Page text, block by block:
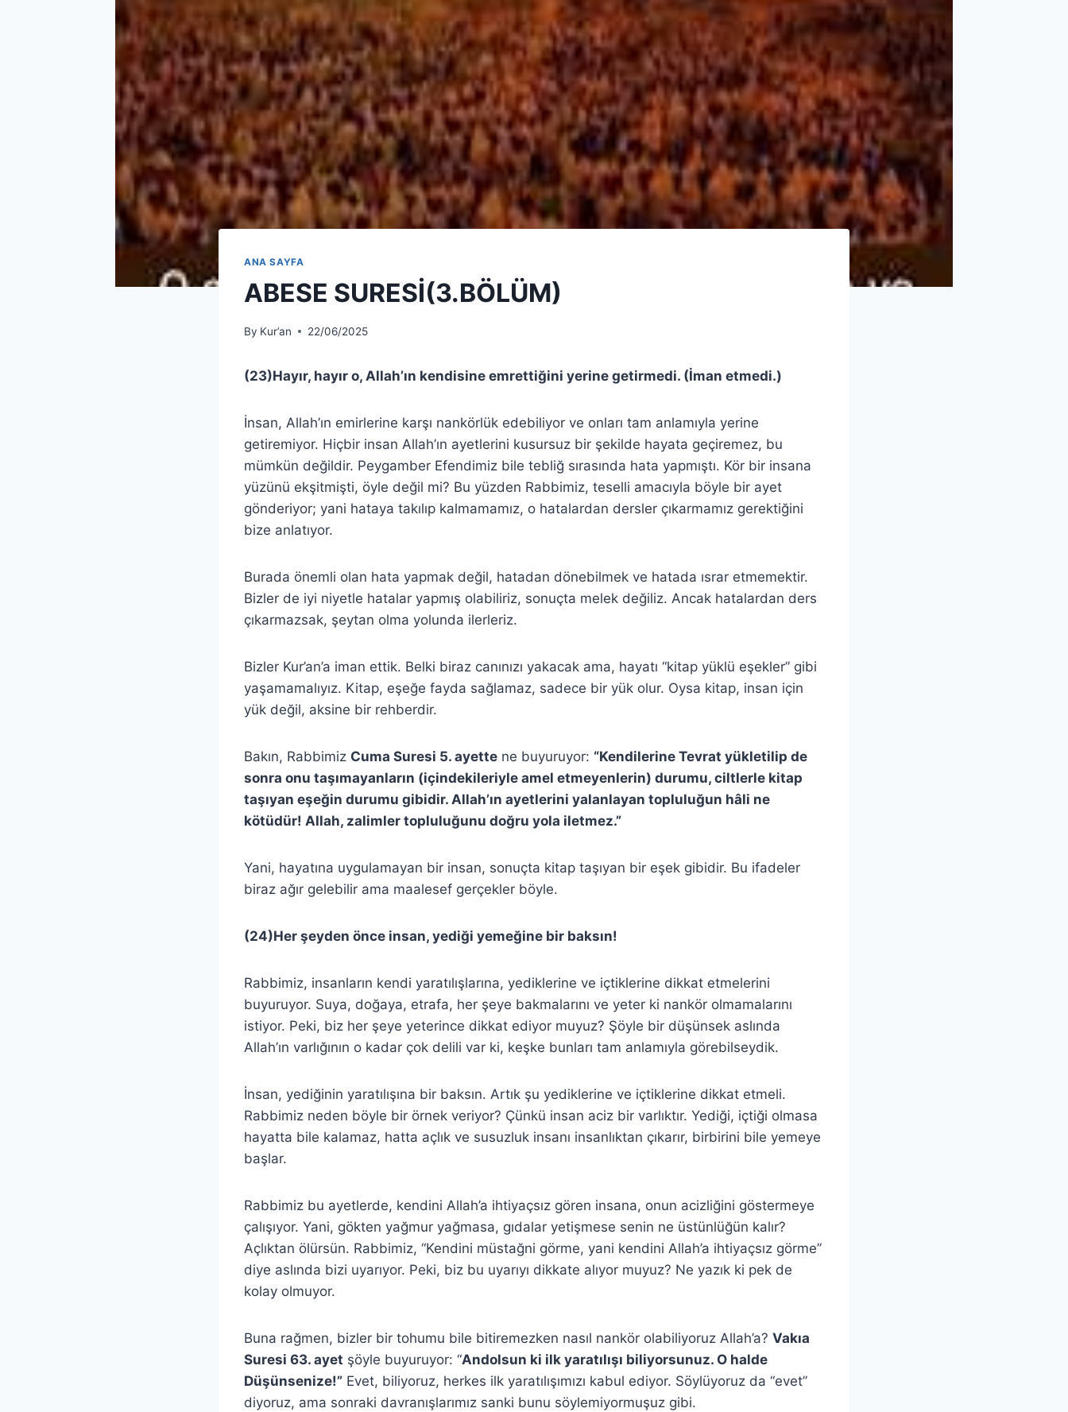
ANA SAYFA
ABESE SURESİ(3.BÖLÜM)
By Kur’an 22/06/2025
(23)Hayır, hayır o, Allah’ın kendisine emrettiğini yerine getirmedi. (İman etmedi.)
İnsan, Allah’ın emirlerine karşı nankörlük edebiliyor ve onları tam anlamıyla yerine
getiremiyor. Hiçbir insan Allah’ın ayetlerini kusursuz bir şekilde hayata geçiremez, bu
mümkün değildir. Peygamber Efendimiz bile tebliğ sırasında hata yapmıştı. Kör bir insana
yüzünü ekşitmişti, öyle değil mi? Bu yüzden Rabbimiz, teselli amacıyla böyle bir ayet
gönderiyor; yani hataya takılıp kalmamamız, o hatalardan dersler çıkarmamız gerektiğini
bize anlatıyor.
Burada önemli olan hata yapmak değil, hatadan dönebilmek ve hatada ısrar etmemektir.
Bizler de iyi niyetle hatalar yapmış olabiliriz, sonuçta melek değiliz. Ancak hatalardan ders
çıkarmazsak, şeytan olma yolunda ilerleriz.
Bizler Kur’an’a iman ettik. Belki biraz canınızı yakacak ama, hayatı “kitap yüklü eşekler” gibi
yaşamamalıyız. Kitap, eşeğe fayda sağlamaz, sadece bir yük olur. Oysa kitap, insan için
yük değil, aksine bir rehberdir.
Bakın, Rabbimiz Cuma Suresi 5. ayette ne buyuruyor: “Kendilerine Tevrat yükletilip de
sonra onu taşımayanların (içindekileriyle amel etmeyenlerin) durumu, ciltlerle kitap
taşıyan eşeğin durumu gibidir. Allah’ın ayetlerini yalanlayan topluluğun hâli ne
kötüdür! Allah, zalimler topluluğunu doğru yola iletmez.”
Yani, hayatına uygulamayan bir insan, sonuçta kitap taşıyan bir eşek gibidir. Bu ifadeler
biraz ağır gelebilir ama maalesef gerçekler böyle.
(24)Her şeyden önce insan, yediği yemeğine bir baksın!
Rabbimiz, insanların kendi yaratılışlarına, yediklerine ve içtiklerine dikkat etmelerini
buyuruyor. Suya, doğaya, etrafa, her şeye bakmalarını ve yeter ki nankör olmamalarını
istiyor. Peki, biz her şeye yeterince dikkat ediyor muyuz? Şöyle bir düşünsek aslında
Allah’ın varlığının o kadar çok delili var ki, keşke bunları tam anlamıyla görebilseydik.
İnsan, yediğinin yaratılışına bir baksın. Artık şu yediklerine ve içtiklerine dikkat etmeli.
Rabbimiz neden böyle bir örnek veriyor? Çünkü insan aciz bir varlıktır. Yediği, içtiği olmasa
hayatta bile kalamaz, hatta açlık ve susuzluk insanı insanlıktan çıkarır, birbirini bile yemeye
başlar.
Rabbimiz bu ayetlerde, kendini Allah’a ihtiyaçsız gören insana, onun acizliğini göstermeye
çalışıyor. Yani, gökten yağmur yağmasa, gıdalar yetişmese senin ne üstünlüğün kalır?
Açlıktan ölürsün. Rabbimiz, “Kendini müstağni görme, yani kendini Allah’a ihtiyaçsız görme”
diye aslında bizi uyarıyor. Peki, biz bu uyarıyı dikkate alıyor muyuz? Ne yazık ki pek de
kolay olmuyor.
Buna rağmen, bizler bir tohumu bile bitiremezken nasıl nankör olabiliyoruz Allah’a? Vakıa
Suresi 63. ayet şöyle buyuruyor: “Andolsun ki ilk yaratılışı biliyorsunuz. O halde
Düşünsenize!” Evet, biliyoruz, herkes ilk yaratılışımızı kabul ediyor. Söylüyoruz da “evet”
diyoruz, ama sonraki davranışlarımız sanki bunu söylemiyormuşuz gibi.